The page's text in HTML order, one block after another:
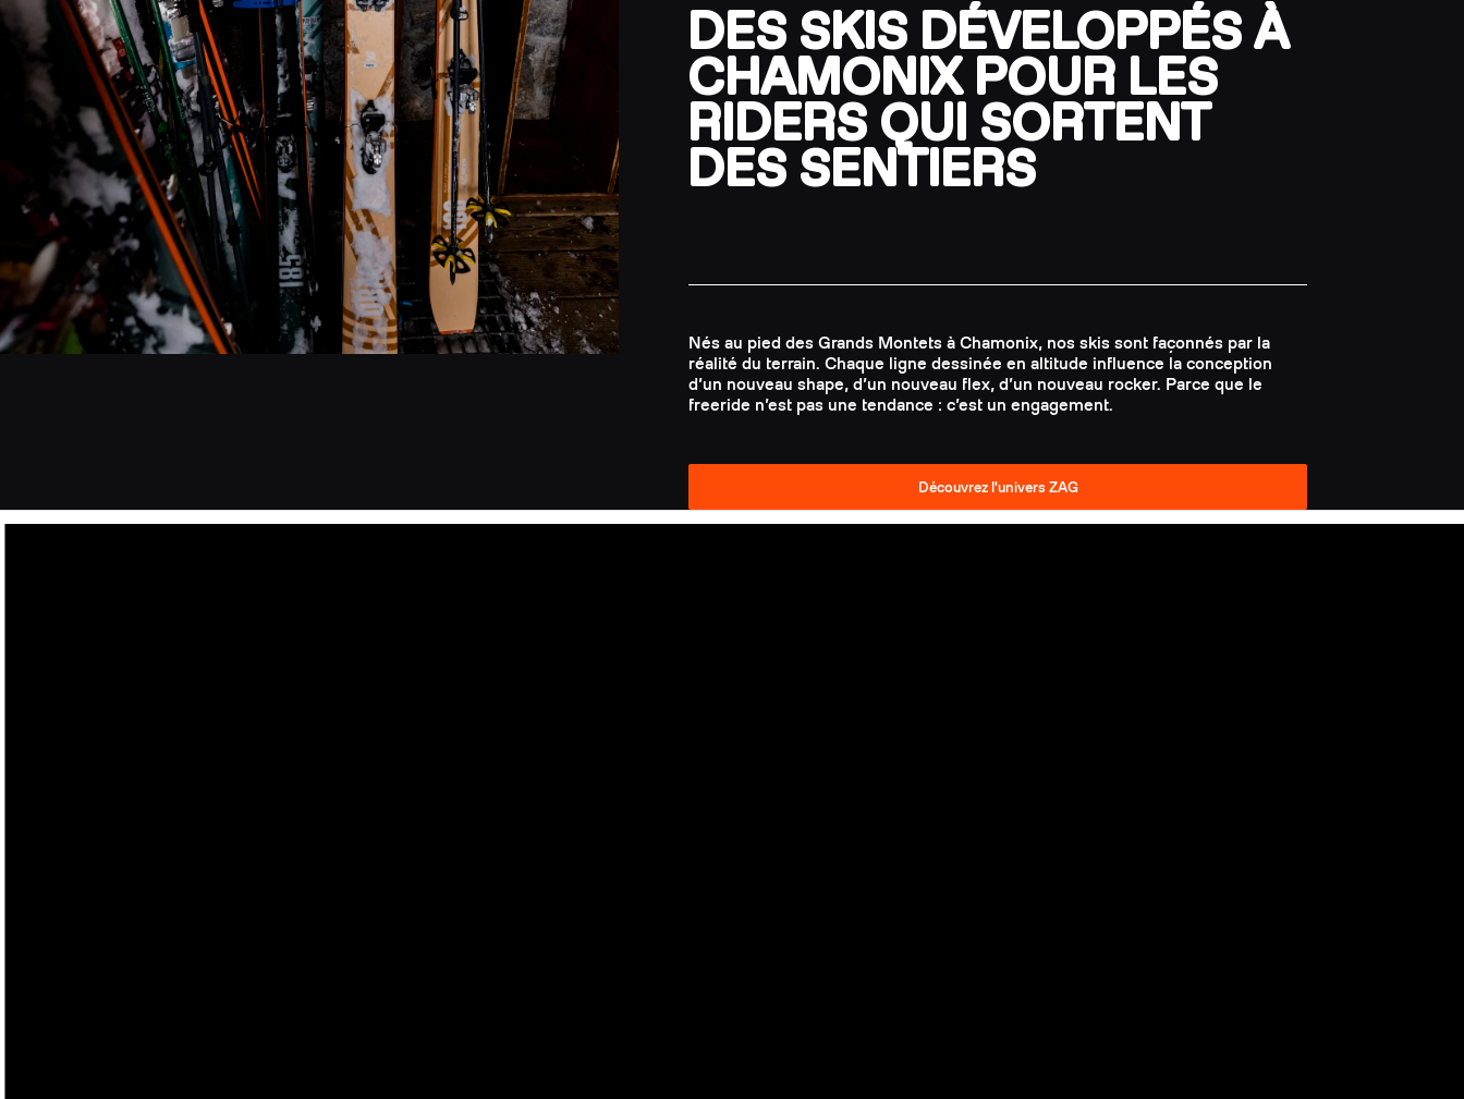
DES SKIS DÉVELOPPÉS À
CHAMONIX POUR LES
RIDERS QUI SORTENT
DES SENTIERS
Nés au pied des Grands Montets à Chamonix, nos skis sont façonnés par la
réalité du terrain. Chaque ligne dessinée en altitude influence la conception
d’un nouveau shape, d’un nouveau flex, d’un nouveau rocker. Parce que le
freeride n’est pas une tendance : c’est un engagement.
Découvrez l'univers ZAG